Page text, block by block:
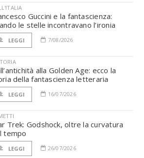
Guccini e la fantascienza:
le stelle incontravano l’ironia
LEGGI 7/08/2026
alla Golden Age: ecco la
della fantascienza letteraria
LEGGI 16/07/2026
Trek: Godshock, oltre la curvatura
tempo
LEGGI 26/07/2026